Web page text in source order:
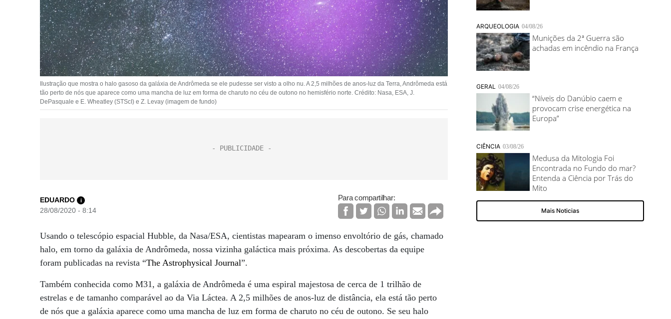
Ilustração que mostra o halo gasoso da galáxia de Andrômeda se ele pudesse ser visto a olho nu. A 2,5 milhões de anos-luz da Terra, Andrômeda está
tão perto de nós que aparece como uma mancha de luz em forma de charuto no céu de outono no hemisfério norte. Crédito: Nasa, ESA, J.
DePasquale e E. Wheatley (STScI) e Z. Levay (imagem de fundo)
EDUARDO i
28/08/2020 - 8:14
Para compartilhar:
Usando o telescópio espacial Hubble, da Nasa/ESA, cientistas mapearam o imenso envoltório de gás, chamado
halo, em torno da galáxia de Andrômeda, nossa vizinha galáctica mais próxima. As descobertas da equipe
foram publicadas na revista “The Astrophysical Journal”.
Também conhecida como M31, a galáxia de Andrômeda é uma espiral majestosa de cerca de 1 trilhão de
estrelas e de tamanho comparável ao da Via Láctea. A 2,5 milhões de anos-luz de distância, ela está tão perto
de nós que a galáxia aparece como uma mancha de luz em forma de charuto no céu de outono. Se seu halo